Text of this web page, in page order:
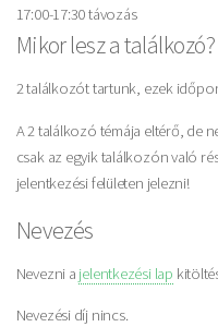
17:00-17:30 távozás
Mikor lesz a találkozó?
2 találkozót tartunk, ezek
A 2 találkozó témája eltérő, de
csak az egyik találkozón való
jelentkezési felületen jelezni!
Nevezés
Nevezni a jelentkezési lap
Nevezési díj nincs.